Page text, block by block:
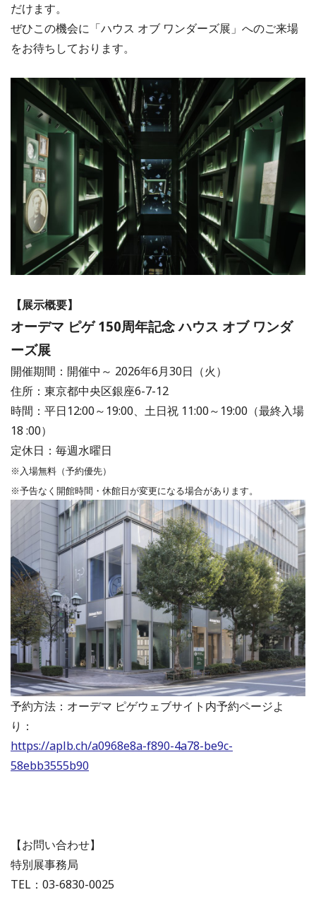
だけます。
ぜひこの機会に「ハウス オブ ワンダーズ展」へのご来場
をお待ちしております。
【展示概要】
オーデマ ピゲ 150周年記念 ハウス オブ ワンダ
ーズ展
開催期間：開催中～ 2026年6月30日（火）
住所：東京都中央区銀座6-7-12
時間：平日12:00～19:00、土日祝 11:00～19:00（最終入場
18 :00）
定休日：毎週水曜日
※入場無料（予約優先）
※予告なく開館時間・休館日が変更になる場合があります。
予約方法：オーデマ ピゲウェブサイト内予約ページよ
り：
https://aplb.ch/a0968e8a-f890-4a78-be9c-
58ebb3555b90
【お問い合わせ】
特別展事務局
TEL：03-6830-0025